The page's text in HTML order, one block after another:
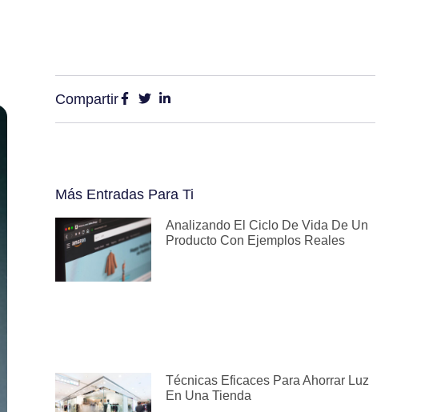
Compartir
Más Entradas Para Ti
Analizando El Ciclo De Vida De Un
Producto Con Ejemplos Reales
Técnicas Eficaces Para Ahorrar Luz
En Una Tienda